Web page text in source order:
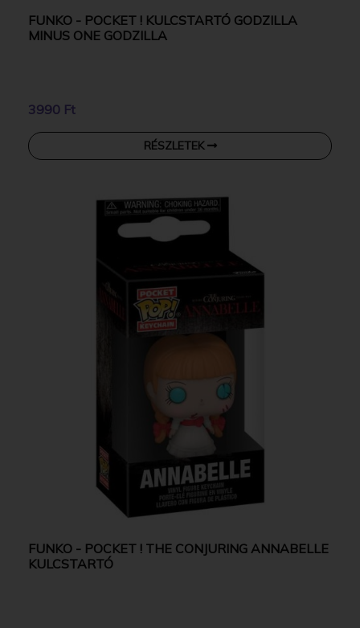
FUNKO - POCKET ! KULCSTARTÓ GODZILLA
MINUS ONE GODZILLA
3990 Ft
RÉSZLETEK
FUNKO - POCKET ! THE CONJURING ANNABELLE
KULCSTARTÓ